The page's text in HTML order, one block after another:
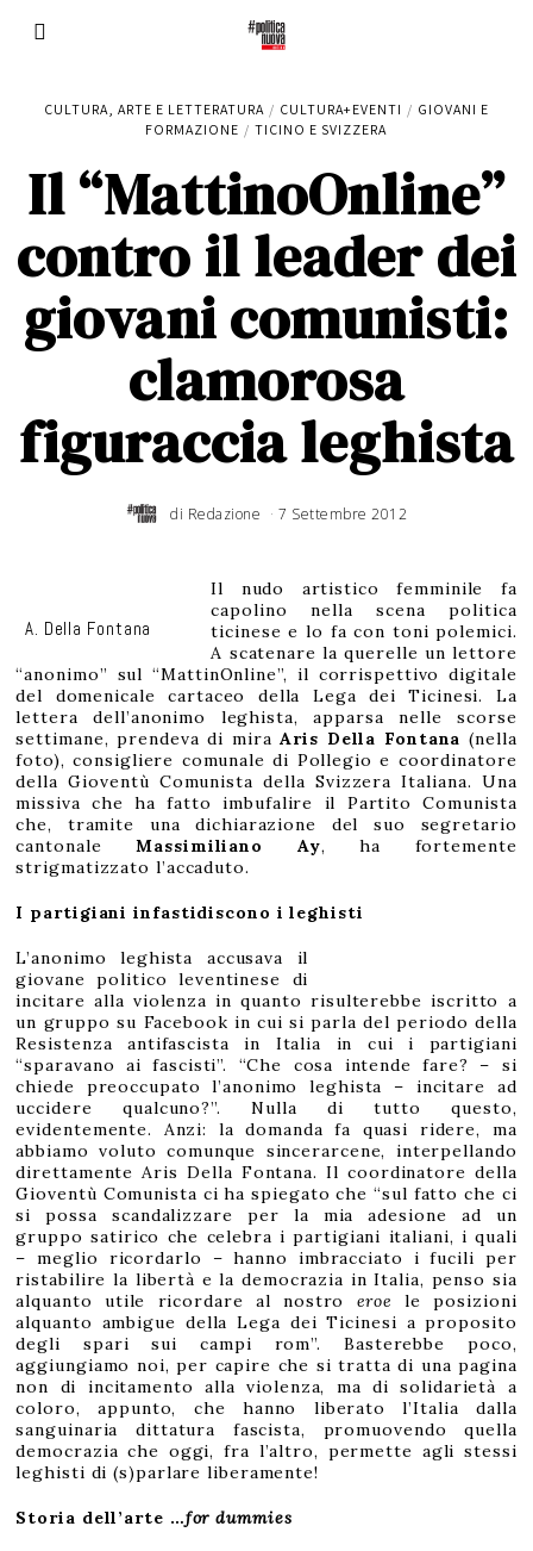
CULTURA, ARTE E LETTERATURA / CULTURA+EVENTI / GIOVANI E
FORMAZIONE / TICINO E SVIZZERA
Il “MattinoOnline”
contro il leader dei
giovani comunisti:
clamorosa
figuraccia leghista
di Redazione 7 Settembre 2012
e
2
0
2
0
A. Della Fontana
Il nudo artistico femminile fa
capolino nella scena politica
ticinese e lo fa con toni polemici.
A scatenare la querelle un lettore
“anonimo” sul “MattinOnline”, il corrispettivo digitale
del domenicale cartaceo della Lega dei Ticinesi. La
lettera dell’anonimo leghista, apparsa nelle scorse
settimane, prendeva di miraAris Della Fontana(nella
foto), consigliere comunale di Pollegio e coordinatore
della Gioventù Comunista della Svizzera Italiana. Una
missiva che ha fatto imbufalire il Partito Comunista
che, tramite una dichiarazione del suo segretario
cantonaleMassimiliano Ay, ha fortemente
strigmatizzato l’accaduto.
I partigiani infastidiscono i leghisti
L’anonimo leghista accusava il
giovane politico leventinese di
incitare alla violenza in quanto risulterebbe iscritto a
un gruppo su Facebook in cui si parla del periodo della
Resistenza antifascista in Italia in cui i partigiani
“sparavano ai fascisti”. “Che cosa intende fare? – si
chiede preoccupato l’anonimo leghista – incitare ad
uccidere qualcuno?”. Nulla di tutto questo,
evidentemente. Anzi: la domanda fa quasi ridere, ma
abbiamo voluto comunque sincerarcene, interpellando
direttamente Aris Della Fontana. Il coordinatore della
Gioventù Comunista ci ha spiegato che “sul fatto che ci
si possa scandalizzare per la mia adesione ad un
gruppo satirico che celebra i partigiani italiani, i quali
– meglio ricordarlo – hanno imbracciato i fucili per
ristabilire la libertà e la democrazia in Italia, penso sia
alquanto utile ricordare al nostro eroe
le posizioni
alquanto ambigue della Lega dei Ticinesi a proposito
degli spari sui campi rom”. Basterebbe poco,
aggiungiamo noi, per capire che si tratta di una pagina
non di incitamento alla violenza, ma di solidarietà a
coloro, appunto, che hanno liberato l’Italia dalla
sanguinaria dittatura fascista, promuovendo quella
democrazia che oggi, fra l’altro, permette agli stessi
leghisti di (s)parlare liberamente!
Storia dell’arte …for dummies